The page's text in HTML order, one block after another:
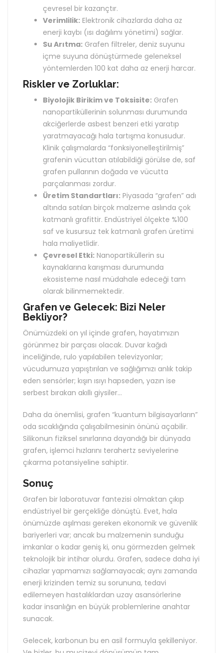
çevresel bir kazançtır.
Verimlilik: Elektronik cihazlarda daha az
enerji kaybı (ısı dağılımı yönetimi) sağlar.
Su Arıtma: Grafen filtreler, deniz suyunu
içme suyuna dönüştürmede geleneksel
yöntemlerden 100 kat daha az enerji harcar.
Riskler ve Zorluklar:
Biyolojik Birikim ve Toksisite: Grafen
nanopartiküllerinin solunması durumunda
akciğerlerde asbest benzeri etki yaratıp
yaratmayacağı hala tartışma konusudur.
Klinik çalışmalarda “fonksiyonelleştirilmiş”
grafenin vücuttan atılabildiği görülse de, saf
grafen pullarının doğada ve vücutta
parçalanması zordur.
Üretim Standartları: Piyasada “grafen” adı
altında satılan birçok malzeme aslında çok
katmanlı grafittir. Endüstriyel ölçekte %100
saf ve kusursuz tek katmanlı grafen üretimi
hala maliyetlidir.
Çevresel Etki: Nanopartiküllerin su
kaynaklarına karışması durumunda
ekosisteme nasıl müdahale edeceği tam
olarak bilinmemektedir.
Grafen ve Gelecek: Bizi Neler
Bekliyor?
Önümüzdeki on yıl içinde grafen, hayatımızın
görünmez bir parçası olacak. Duvar kağıdı
inceliğinde, rulo yapılabilen televizyonlar;
vücudumuza yapıştırılan ve sağlığımızı anlık takip
eden sensörler; kışın ısıyı hapseden, yazın ise
serbest bırakan akıllı giysiler…
Daha da önemlisi, grafen “kuantum bilgisayarların”
oda sıcaklığında çalışabilmesinin önünü açabilir.
Silikonun fiziksel sınırlarına dayandığı bir dünyada
grafen, işlemci hızlarını terahertz seviyelerine
çıkarma potansiyeline sahiptir.
Sonuç
Grafen bir laboratuvar fantezisi olmaktan çıkıp
endüstriyel bir gerçekliğe dönüştü. Evet, hala
önümüzde aşılması gereken ekonomik ve güvenlik
bariyerleri var; ancak bu malzemenin sunduğu
imkanlar o kadar geniş ki, onu görmezden gelmek
teknolojik bir intihar olurdu. Grafen, sadece daha iyi
cihazlar yapmamızı sağlamayacak; aynı zamanda
enerji krizinden temiz su sorununa, tedavi
edilemeyen hastalıklardan uzay asansörlerine
kadar insanlığın en büyük problemlerine anahtar
sunacak.
Gelecek, karbonun bu en asil formuyla şekilleniyor.